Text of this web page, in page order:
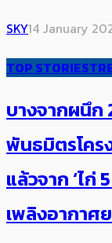
SKY14 January
TOP STORIES
บางจากผนึก
พันธมิตรโคร
แล้วจาก ‘ไก่
เพลิงอากาศ